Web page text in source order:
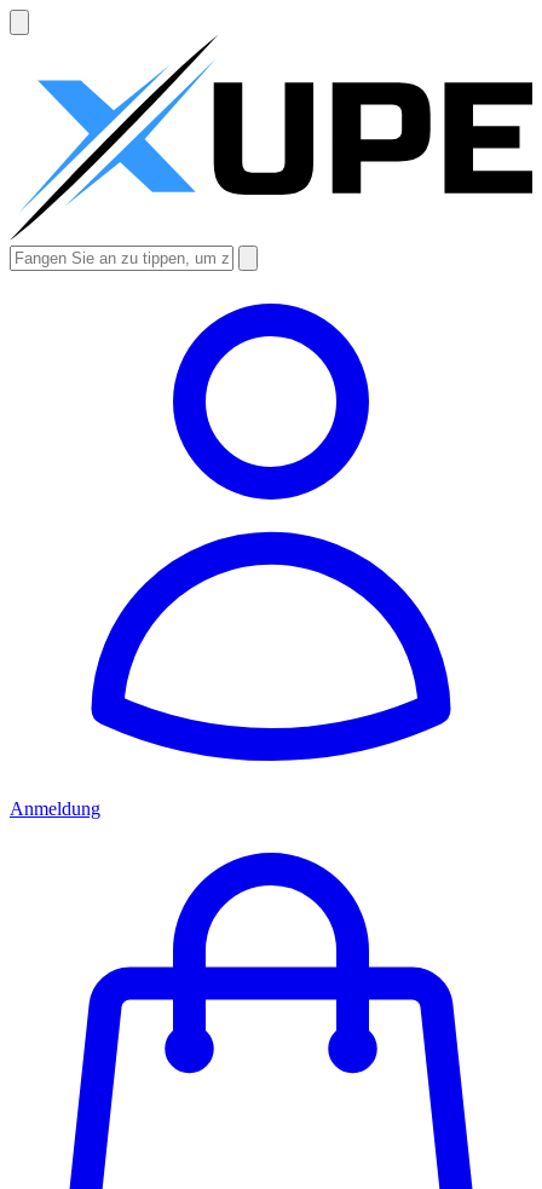
Anmeldung